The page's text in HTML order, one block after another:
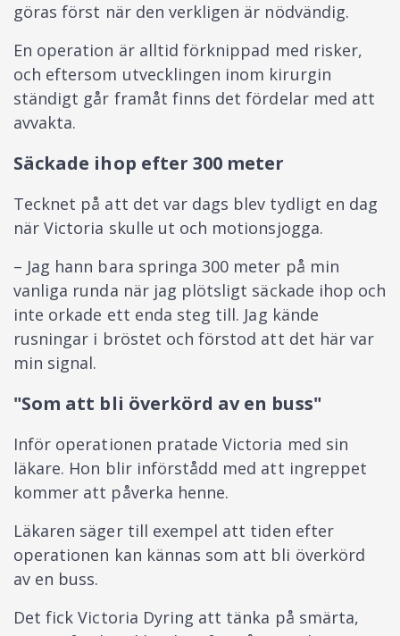
göras först när den verkligen är nödvändig.
En operation är alltid förknippad med risker,
och eftersom utvecklingen inom kirurgin
ständigt går framåt finns det fördelar med att
avvakta.
Säckade ihop efter 300 meter
Tecknet på att det var dags blev tydligt en dag
när Victoria skulle ut och motionsjogga.
– Jag hann bara springa 300 meter på min
vanliga runda när jag plötsligt säckade ihop och
inte orkade ett enda steg till. Jag kände
rusningar i bröstet och förstod att det här var
min signal.
"Som att bli överkörd av en buss"
Inför operationen pratade Victoria med sin
läkare. Hon blir införstådd med att ingreppet
kommer att påverka henne.
Läkaren säger till exempel att tiden efter
operationen kan kännas som att bli överkörd
av en buss.
Det fick Victoria Dyring att tänka på smärta,